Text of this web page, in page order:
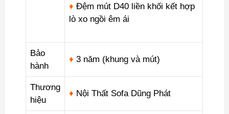
♦ Đệm mút D40 liền khối kết hợp
lò xo ngồi êm ái
Bảo
hành
♦ 3 năm (khung và mút)
Thương
hiệu
♦ Nội Thất Sofa Dũng Phát